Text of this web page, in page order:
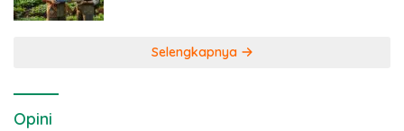
Selengkapnya
Opini